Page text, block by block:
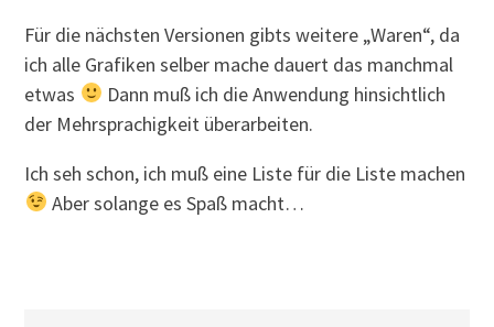
Für die nächsten Versionen gibts weitere „Waren“, da
ich alle Grafiken selber mache dauert das manchmal
etwas
Dann muß ich die Anwendung hinsichtlich
der Mehrsprachigkeit überarbeiten.
Ich seh schon, ich muß eine Liste für die Liste machen
Aber solange es Spaß macht…